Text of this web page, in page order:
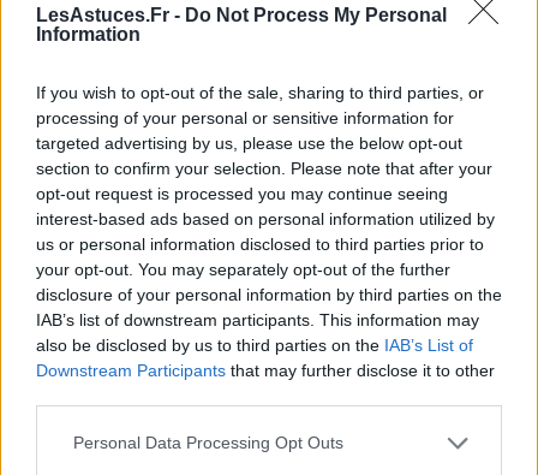
LesAstuces.Fr - Do Not Process My Personal
Information
If you wish to opt-out of the sale, sharing to third parties, or
processing of your personal or sensitive information for
targeted advertising by us, please use the below opt-out
section to confirm your selection. Please note that after your
opt-out request is processed you may continue seeing
interest-based ads based on personal information utilized by
us or personal information disclosed to third parties prior to
your opt-out. You may separately opt-out of the further
disclosure of your personal information by third parties on the
IAB’s list of downstream participants. This information may
also be disclosed by us to third parties on the IAB’s List of
Downstream Participants that may further disclose it to other
Personal Data Processing Opt Outs
rapport de 1:1
Ne laissez pas le vinaigre blanc agir plus de 30
minutes
Rincez abondamment les cheveux après
utilisation
Si vous observez des irritations du cuir chevelu,
arrêtez immédiatement l’utilisation du vinaigre blanc.
Conclusion
Le vinaigre blanc est une solution naturelle souvent
recommandée pour traiter les poux. Cependant, les